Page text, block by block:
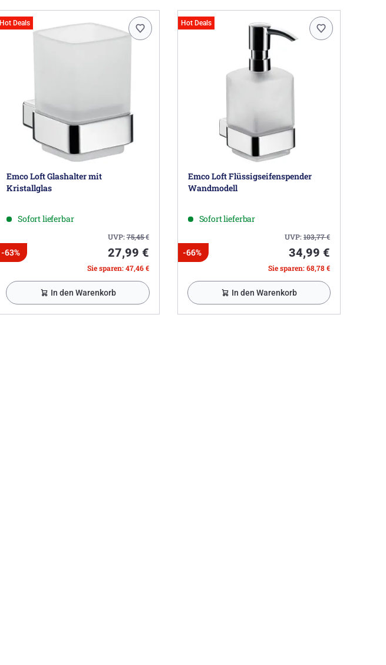
Hot Deals
Emco Loft Glashalter mit
Kristallglas
Sofort lieferbar
UVP:75,45€
-63% 27,99 €
Sie sparen: 47,46 €
In den Warenkorb
Hot Deals
Emco Loft Flüssigseifenspender
Wandmodell
Sofort lieferbar
UVP:103,77€
-66% 34,99 €
Sie sparen: 68,78 €
In den Warenkorb